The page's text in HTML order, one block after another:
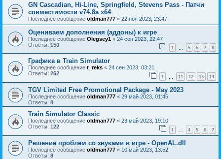
GN Cascadian, Hi-Line, Springfield, Stevens Pass - Патчи
совместимости v74.8a х64
Последнее сообщение oldman777 « 22 ноя 2023, 23:47
Оцениваем дополнения (аддоны) к игре
Последнее сообщение Olegsey1 « 24 сен 2023, 22:47
Ответы: 150 1 5 6 7 8
Графика в Train Simulator
Последнее сообщение t_reks « 24 сен 2023, 03:21
Ответы: 262 1 11 12 13 14
TGV Limited Free Promotional Package - May 2023
Последнее сообщение oldman777 « 29 май 2023, 01:45
Ответы: 8
Train Simulator Classic
Последнее сообщение oldman777 « 23 май 2023, 19:10
Ответы: 122 1 … 4 5 6 7
Решение проблем со звуками в игре - OpenAL.dll
Последнее сообщение oldman777 « 10 май 2023, 13:52
Ответы: 8